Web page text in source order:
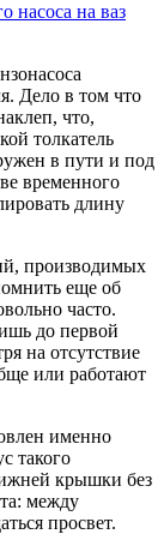
насоса на ваз
Дело в том что
что,
толкатель
в пути и под
временного
длину
производимых
еще об
часто.
до первой
на отсутствие
или работают
именно
такого
крышки без
между
просвет.